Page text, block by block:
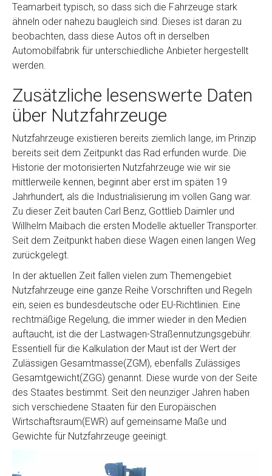
Teamarbeit typisch, so dass sich die Fahrzeuge stark
ähneln oder nahezu baugleich sind. Dieses ist daran zu
beobachten, dass diese Autos oft in derselben
Automobilfabrik für unterschiedliche Anbieter hergestellt
werden.
Zusätzliche lesenswerte Daten
über Nutzfahrzeuge
Nutzfahrzeuge existieren bereits ziemlich lange, im Prinzip
bereits seit dem Zeitpunkt das Rad erfunden wurde. Die
Historie der motorisierten Nutzfahrzeuge wie wir sie
mittlerweile kennen, beginnt aber erst im späten 19
Jahrhundert, als die Industrialisierung im vollen Gang war.
Zu dieser Zeit bauten Carl Benz, Gottlieb Daimler und
Willhelm Maibach die ersten Modelle aktueller Transporter.
Seit dem Zeitpunkt haben diese Wagen einen langen Weg
zurückgelegt.
In der aktuellen Zeit fallen vielen zum Themengebiet
Nutzfahrzeuge eine ganze Reihe Vorschriften und Regeln
ein, seien es bundesdeutsche oder EU-Richtlinien. Eine
rechtmäßige Regelung, die immer wieder in den Medien
auftaucht, ist die der Lastwagen-Straßennutzungsgebühr.
Essentiell für die Kalkulation der Maut ist der Wert der
Zulässigen Gesamtmasse(ZGM), ebenfalls Zulässiges
Gesamtgewicht(ZGG) genannt. Diese wurde von der Seite
des Staates bestimmt. Seit den neunziger Jahren haben
sich verschiedene Staaten für den Europäischen
Wirtschaftsraum(EWR) auf gemeinsame Maße und
Gewichte für Nutzfahrzeuge geeinigt.